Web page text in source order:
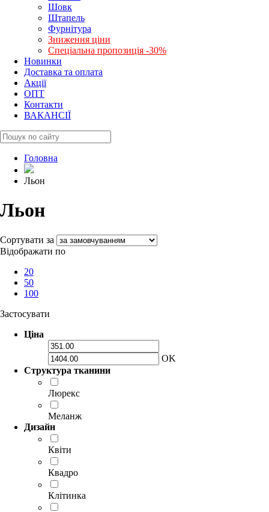
Шовк
Штапель
Фурнітура
Зниження ціни
Спеціальна пропозиція -30%
Новинки
Доставка та оплата
Акції
ОПТ
Контакти
ВАКАНСІЇ
Головна
Льон
Льон
Сортувати за
Відображати по
20
50
100
Застосувати
Ціна
OK
Структура тканини
Люрекс
Меланж
Дизайн
Квіти
Квадро
Клітинка